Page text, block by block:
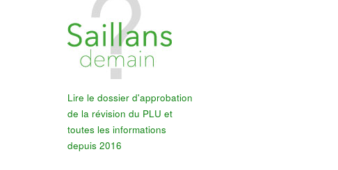
Lire le dossier d'approbation
de la révision du PLU et
toutes les informations
depuis 2016